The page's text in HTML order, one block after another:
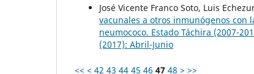
José Vicente Franco Soto, Luis
vacunales a otros inmunógenos con
neumococo. Estado Táchira (2007-
(2017): Abril-Junio
<< < 42 43 44 45 46 47 48 > >>